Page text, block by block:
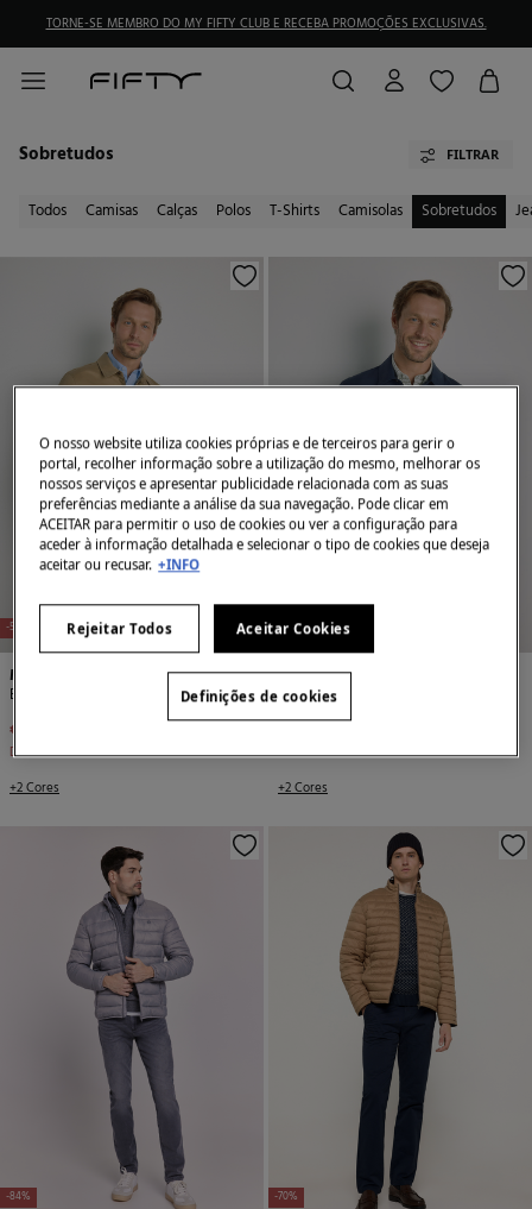
TORNE-SE MEMBRO DO MY FIFTY CLUB E RECEBA PROMOÇÕES EXCLUSIVAS.
Sobretudos FILTRAR
Todos Camisas Calças Polos T-Shirts Camisolas Sobretudos
-56% NEW
Milano
Blusão com bolsos
€ 39,99
Desconto€ 50,00
+2 Cores
-56%
Milano
Blusão com bolsos
Desconto€ 50,00
+2 Cores
-84% -70%
O nosso website utiliza cookies próprias e de terceiros para gerir o
portal, recolher informação sobre a utilização do mesmo, melhorar os
nossos serviços e apresentar publicidade relacionada com as suas
preferências mediante a análise da sua navegação. Pode clicar em
ACEITAR para permitir o uso de cookies ou ver a configuração para
aceder à informação detalhada e selecionar o tipo de cookies que deseja
aceitar ou recusar. +INFO
Rejeitar Todos Aceitar Cookies
Definições de cookies